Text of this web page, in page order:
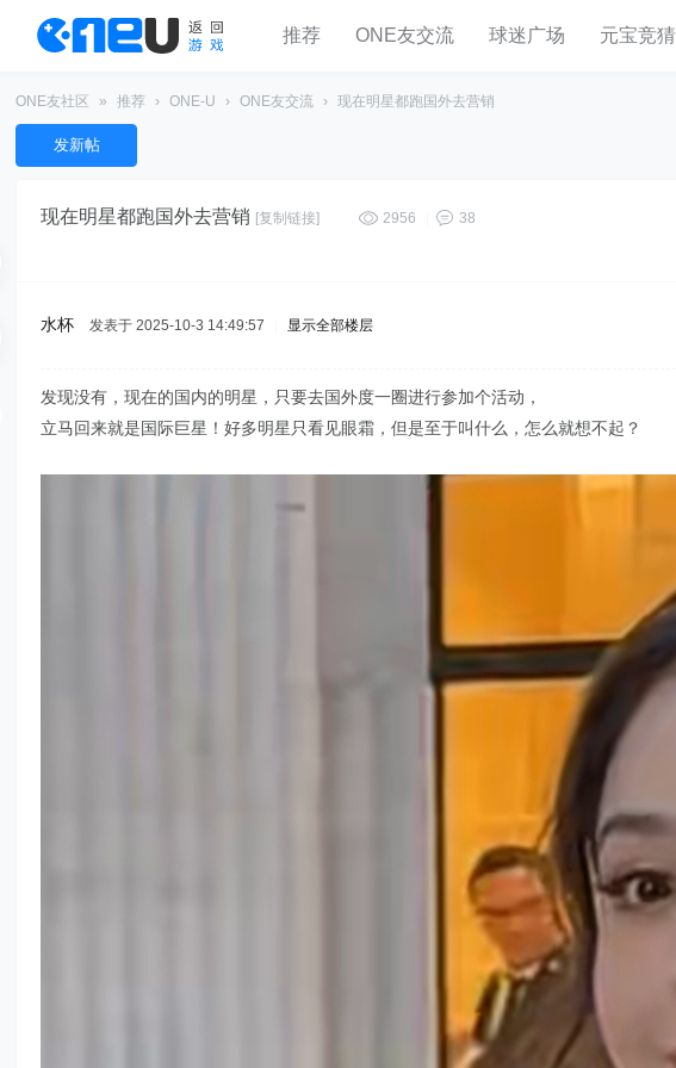
推荐 ONE友交流 球迷广场 元宝竞猜
ONE友社区 » 推荐 › ONE-U › ONE友交流 › 现在明星都跑国外去营销
发新帖
现在明星都跑国外去营销 [复制链接] 2956 38
水杯 发表于 2025-10-3 14:49:57 显示全部楼层
发现没有，现在的国内的明星，只要去国外度一圈进行参加个活动，
立马回来就是国际巨星！好多明星只看见眼霜，但是至于叫什么，怎么就想不起？